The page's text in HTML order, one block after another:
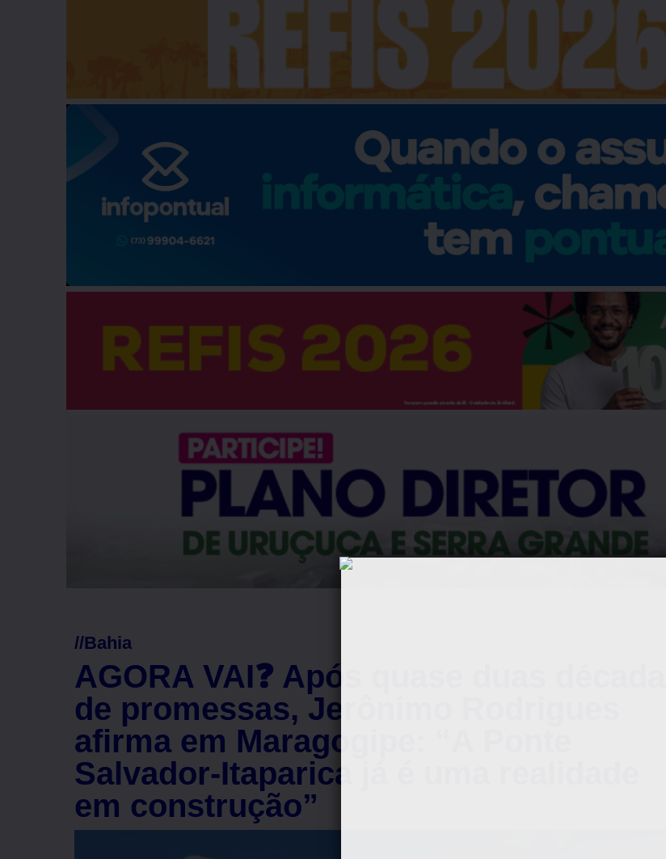
//Bahia
AGORA VAI❓ Após quase duas décadas
de promessas, Jerônimo Rodrigues
afirma em Maragogipe: “A Ponte
Salvador-Itaparica já é uma realidade
em construção”